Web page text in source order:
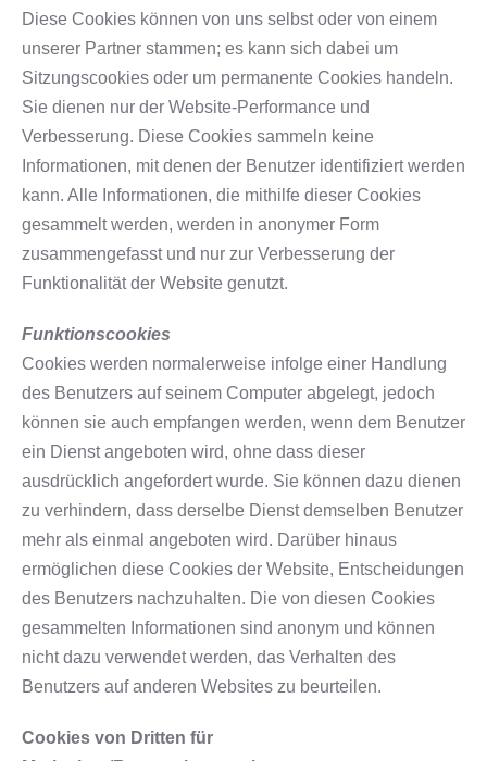
Diese Cookies können von uns selbst oder von einem
unserer Partner stammen; es kann sich dabei um
Sitzungscookies oder um permanente Cookies handeln.
Sie dienen nur der Website-Performance und
Verbesserung. Diese Cookies sammeln keine
Informationen, mit denen der Benutzer identifiziert werden
kann. Alle Informationen, die mithilfe dieser Cookies
gesammelt werden, werden in anonymer Form
zusammengefasst und nur zur Verbesserung der
Funktionalität der Website genutzt.
Funktionscookies
Cookies werden normalerweise infolge einer Handlung
des Benutzers auf seinem Computer abgelegt, jedoch
können sie auch empfangen werden, wenn dem Benutzer
ein Dienst angeboten wird, ohne dass dieser
ausdrücklich angefordert wurde. Sie können dazu dienen
zu verhindern, dass derselbe Dienst demselben Benutzer
mehr als einmal angeboten wird. Darüber hinaus
ermöglichen diese Cookies der Website, Entscheidungen
des Benutzers nachzuhalten. Die von diesen Cookies
gesammelten Informationen sind anonym und können
nicht dazu verwendet werden, das Verhalten des
Benutzers auf anderen Websites zu beurteilen.
Cookies von Dritten für